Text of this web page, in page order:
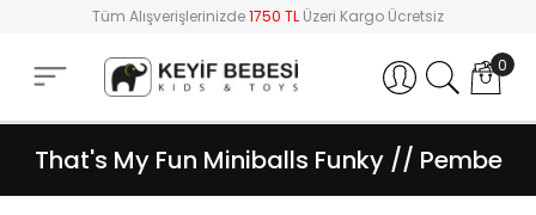
Tüm Alışverişlerinizde1750 TL Üzeri Kargo Ücretsiz
Hesabım 0
That's My Fun Miniballs Funky // Pembe